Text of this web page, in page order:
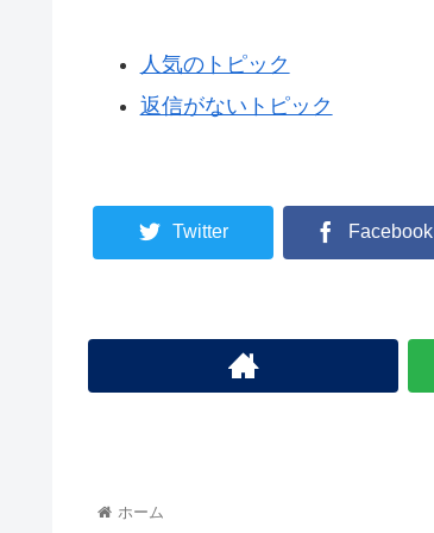
人気のトピック
返信がないトピック
Twitter Facebook
ホーム